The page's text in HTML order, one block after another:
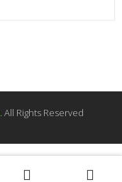
. All Rights Reserved